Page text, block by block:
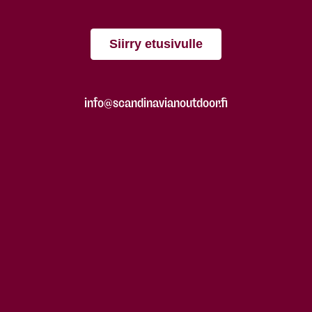
Siirry etusivulle
info@scandinavianoutdoor.fi